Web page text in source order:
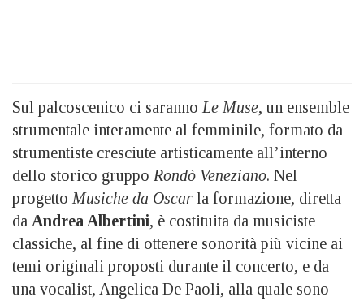
Sul palcoscenico ci saranno Le Muse, un ensemble
strumentale interamente al femminile, formato da
strumentiste cresciute artisticamente all’interno
dello storico gruppo Rondò Veneziano. Nel
progetto Musiche da Oscar la formazione, diretta
da Andrea Albertini, è costituita da musiciste
classiche, al fine di ottenere sonorità più vicine ai
temi originali proposti durante il concerto, e da
una vocalist, Angelica De Paoli, alla quale sono